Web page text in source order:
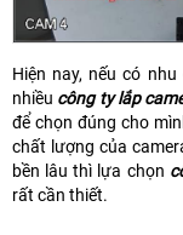
Hiện nay, nếu có
nhiều công ty lắp
để chọn đúng cho
chất lượng của
bền lâu thì lựa chọn
rất cần thiết.